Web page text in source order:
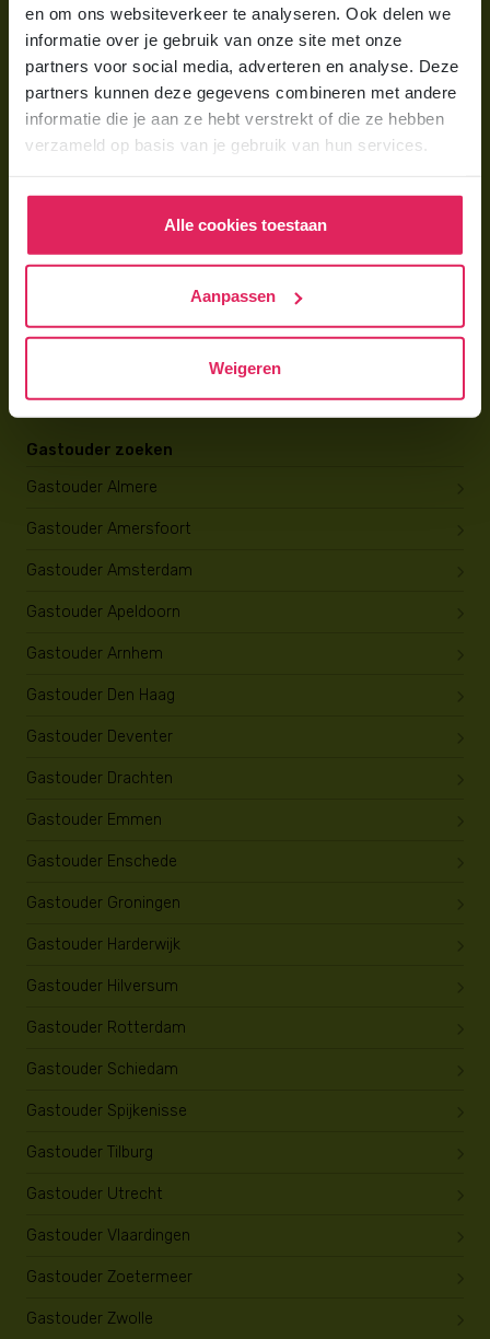
en om ons websiteverkeer te analyseren. Ook delen we
informatie over je gebruik van onze site met onze
partners voor social media, adverteren en analyse. Deze
partners kunnen deze gegevens combineren met andere
informatie die je aan ze hebt verstrekt of die ze hebben
verzameld op basis van je gebruik van hun services.
Alle cookies toestaan
Aanpassen
Weigeren
Hoe vind ik een gastouder?
Voor gastouders
Gastouder worden bij 4Kids
Hoe vind ik gastkinderen?
Trainingen & cursussen
Gastouder worden
Wat verdient een gastouder?
Gastouder zoeken
Gastouder Almere
Gastouder Amersfoort
Gastouder Amsterdam
Gastouder Apeldoorn
Gastouder Arnhem
Gastouder Den Haag
Gastouder Deventer
Gastouder Drachten
Gastouder Emmen
Gastouder Enschede
Gastouder Groningen
Gastouder Harderwijk
Gastouder Hilversum
Gastouder Rotterdam
Gastouder Schiedam
Gastouder Spijkenisse
Gastouder Tilburg
Gastouder Utrecht
Gastouder Vlaardingen
Gastouder Zoetermeer
Gastouder Zwolle